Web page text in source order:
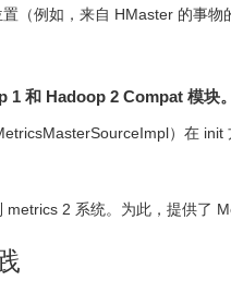
（例如，来自 HMaster 的事
1 和 Hadoop 2 Compat 模块
）在
metrics 2 系统。为此，提供了